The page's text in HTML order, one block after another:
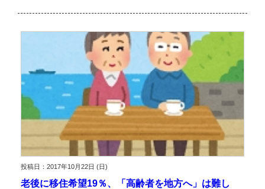
投稿日：2017年10月22日 (日)
老後に移住希望19％、「高齢者を地方へ」は難し